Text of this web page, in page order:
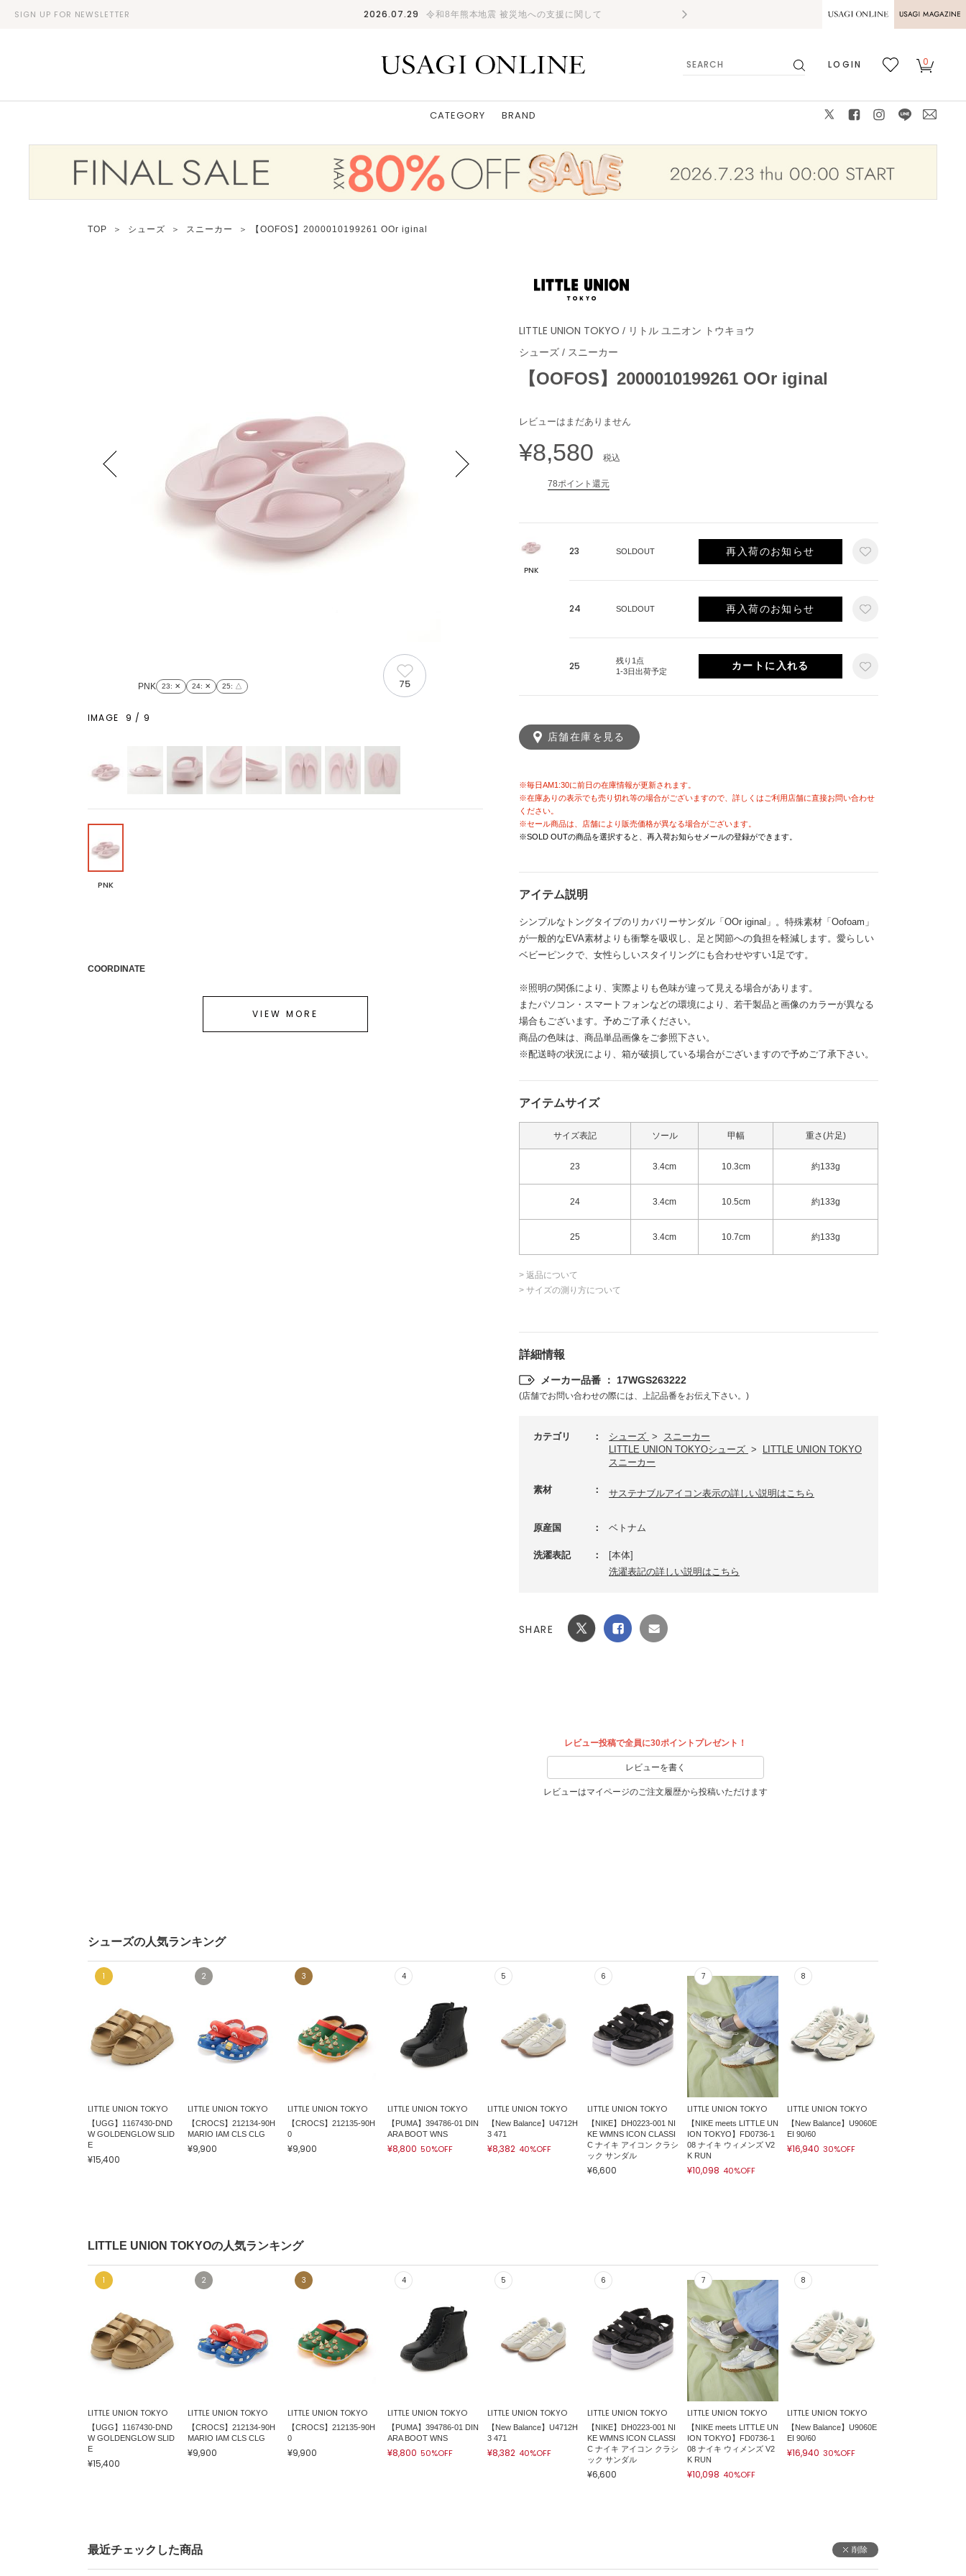
SIGN UP FOR NEWSLETTER 2026.07.29 令和8年熊本地震 被災地への支援に関して 熊本県熊本地方を震源とする地震の影響に
MAGAZINE
LOGIN
0
CATEGORY BRAND
TOP ＞ シューズ ＞ スニーカー ＞ 【OOFOS】2000010199261 OOr iginal
LITTLE UNION TOKYO / リトル ユニオン トウキョウ
シューズ / スニーカー
【OOFOS】2000010199261 OOr iginal
レビューはまだありません
¥8,580 税込
78ポイント還元
PNK
23 SOLDOUT 再入荷のお知らせ
24 SOLDOUT 再入荷のお知らせ
25
残り1点
1-3日出荷予定
店舗在庫を見る
※毎日AM1:30に前日の在庫情報が更新されます。
※在庫ありの表示でも売り切れ等の場合がございますので、詳しくはご利用店舗に直接お問い合わせ
ください。
※セール商品は、店舗により販売価格が異なる場合がございます。
※SOLD OUTの商品を選択すると、再入荷お知らせメールの登録ができます。
アイテム説明
シンプルなトングタイプのリカバリーサンダル「OOr iginal」。特殊素材「Oofoam」
が一般的なEVA素材よりも衝撃を吸収し、足と関節への負担を軽減します。愛らしい
ベビーピンクで、女性らしいスタイリングにも合わせやすい1足です。
※照明の関係により、実際よりも色味が違って見える場合があります。
またパソコン・スマートフォンなどの環境により、若干製品と画像のカラーが異なる
場合もございます。予めご了承ください。
商品の色味は、商品単品画像をご参照下さい。
※配送時の状況により、箱が破損している場合がございますので予めご了承下さい。
アイテムサイズ
サイズ表記 ソール 甲幅 重さ(片足)
23 3.4cm 10.3cm 約133g
24 3.4cm 10.5cm 約133g
25 3.4cm 10.7cm 約133g
> 返品について
> サイズの測り方について
詳細情報
メーカー品番 ： 17WGS263222
(店舗でお問い合わせの際には、上記品番をお伝え下さい。)
カテゴリ シューズ >
スニーカー
LITTLE UNION TOKYOシューズ >
LITTLE UNION TOKYO
スニーカー
素材 サステナブルアイコン表示の詳しい説明はこちら
原産国 ベトナム
洗濯表記
[本体]
洗濯表記の詳しい説明はこちら
SHARE
PNK 23: ✕ 24: ✕ 25: △ 75
IMAGE 9 / 9
PNK
COORDINATE
VIEW MORE
レビュー投稿で全員に30ポイントプレゼント！
レビューを書く
レビューはマイページのご注文履歴から投稿いただけます
シューズの人気ランキング
LITTLE UNION TOKYO
【UGG】1167430-DND
W GOLDENGLOW SLID
E
¥15,400
LITTLE UNION TOKYO
【CROCS】212134-90H
MARIO IAM CLS CLG
¥9,900
LITTLE UNION TOKYO
【CROCS】212135-90H
0
¥9,900
LITTLE UNION TOKYO
【PUMA】394786-01 DIN
ARA BOOT WNS
¥8,800 50%OFF
LITTLE UNION TOKYO
【New Balance】U4712H
3 471
¥8,382 40%OFF
LITTLE UNION TOKYO
【NIKE】DH0223-001 NI
KE WMNS ICON CLASSI
C ナイキ アイコン クラシ
ック サンダル
¥6,600
LITTLE UNION TOKYO
【NIKE meets LITTLE UN
ION TOKYO】FD0736-1
08 ナイキ ウィメンズ V2
K RUN
¥10,098 40%OFF
LITTLE UNION TOKYO
【New Balance】U9060E
EI 90/60
¥16,940 30%OFF
LITTLE UNION TOKYOの人気ランキング
LITTLE UNION TOKYO
【UGG】1167430-DND
W GOLDENGLOW SLID
E
¥15,400
LITTLE UNION TOKYO
【CROCS】212134-90H
MARIO IAM CLS CLG
¥9,900
LITTLE UNION TOKYO
【CROCS】212135-90H
0
¥9,900
LITTLE UNION TOKYO
【PUMA】394786-01 DIN
ARA BOOT WNS
¥8,800 50%OFF
LITTLE UNION TOKYO
【New Balance】U4712H
3 471
¥8,382 40%OFF
LITTLE UNION TOKYO
【NIKE】DH0223-001 NI
KE WMNS ICON CLASSI
C ナイキ アイコン クラシ
ック サンダル
¥6,600
LITTLE UNION TOKYO
【NIKE meets LITTLE UN
ION TOKYO】FD0736-1
08 ナイキ ウィメンズ V2
K RUN
¥10,098 40%OFF
LITTLE UNION TOKYO
【New Balance】U9060E
EI 90/60
¥16,940 30%OFF
最近チェックした商品 削除